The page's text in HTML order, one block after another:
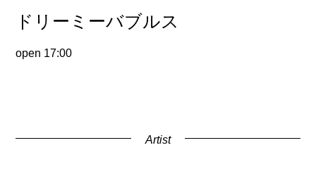
ドリーミーバブルス
open 17:00
Artist